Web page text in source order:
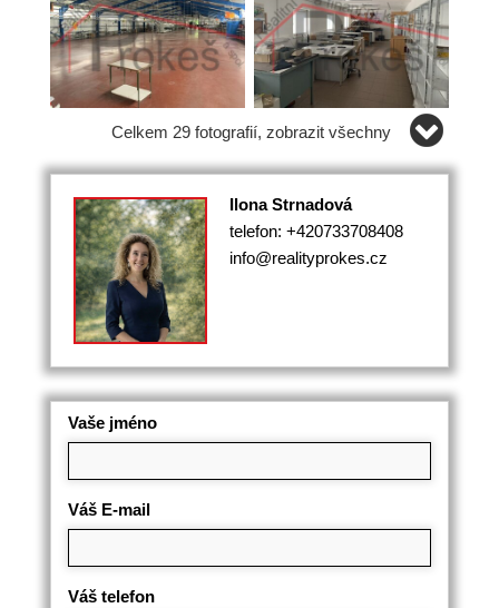
Celkem 29 fotografií, zobrazit všechny
Ilona Strnadová
telefon: +420733708408
info@realityprokes.cz
Vaše jméno
Váš E-mail
Váš telefon